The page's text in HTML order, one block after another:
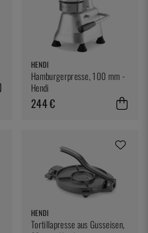
HENDI
Hamburgerpresse, 100 mm -
Hendi
244 €
HENDI
Tortillapresse aus Gusseisen,